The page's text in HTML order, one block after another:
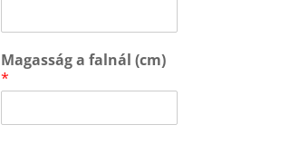
Magasság a falnál (cm)
*